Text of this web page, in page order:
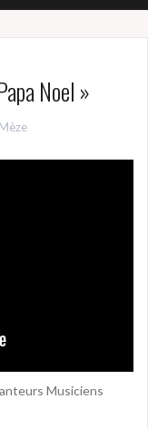
Noel »
Musiciens